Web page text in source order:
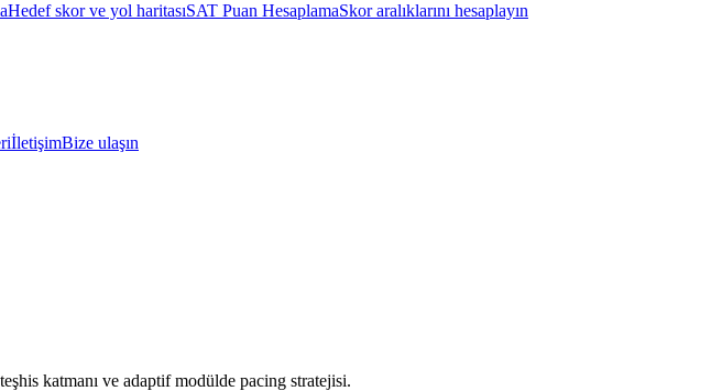
Hedef skor ve yol haritasıSAT Puan HesaplamaSkor aralıklarını hesaplayın
İletişimBize ulaşın
katmanı ve adaptif modülde pacing stratejisi.